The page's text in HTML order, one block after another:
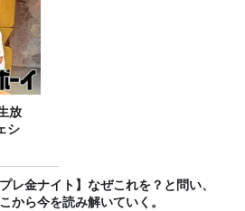
放
シ
プレ金ナイト】なぜこれを？と問い、
から今を読み解いていく。